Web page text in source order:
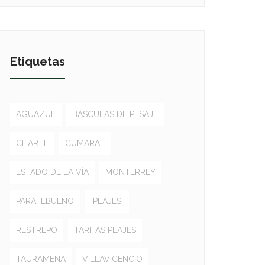
Etiquetas
AGUAZUL BÁSCULAS DE PESAJE
CHARTE CUMARAL
ESTADO DE LA VÍA MONTERREY
PARATEBUENO PEAJES
RESTREPO TARIFAS PEAJES
TAURAMENA VILLAVICENCIO